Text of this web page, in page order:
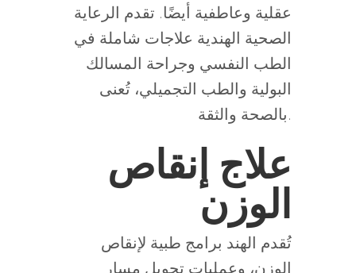
عقلية وعاطفية أيضًا. تقدم الرعاية
الصحية الهندية علاجات شاملة في
الطب النفسي وجراحة المسالك
البولية والطب التجميلي، تُعنى
بالصحة والثقة.
علاج إنقاص
الوزن
تُقدم الهند برامج طبية لإنقاص
الوزن، وعمليات تحويل مسار